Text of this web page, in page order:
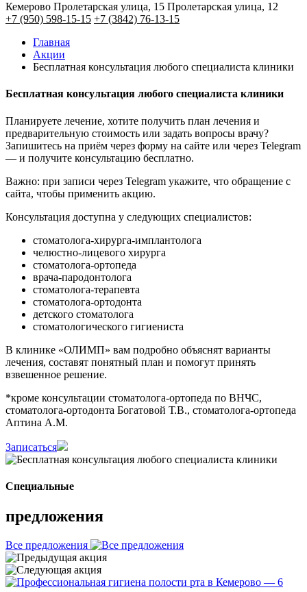
Кемерово Пролетарская улица, 15 Пролетарская улица, 12
+7 (950) 598-15-15 +7 (3842) 76-13-15
Главная
Акции
Бесплатная консультация любого специалиста клиники
Бесплатная консультация любого специалиста клиники
Планируете лечение, хотите получить план лечения и
предварительную стоимость или задать вопросы врачу?
Запишитесь на приём через форму на сайте или через Telegram
— и получите консультацию бесплатно.
Важно: при записи через Telegram укажите, что обращение с
сайта, чтобы применить акцию.
Консультация доступна у следующих специалистов:
стоматолога-хирурга-имплантолога
челюстно-лицевого хирурга
стоматолога-ортопеда
врача-пародонтолога
стоматолога-терапевта
стоматолога-ортодонта
детского стоматолога
стоматологического гигиениста
В клинике «ОЛИМП» вам подробно объяснят варианты
лечения, составят понятный план и помогут принять
взвешенное решение.
*кроме консультации стоматолога-ортопеда по ВНЧС,
стоматолога-ортодонта Богатовой Т.В., стоматолога-ортопеда
Аптина А.М.
Записаться
Специальные
предложения
Все предложения